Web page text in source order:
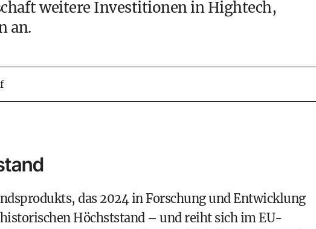
weitere Investitionen in Hightech,
an.
das 2024 in Forschung und Entwicklung
Höchststand – und reiht sich im EU-